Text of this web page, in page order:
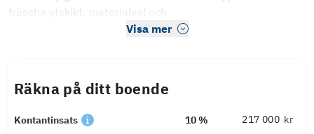
fräscha ytskikt, materialval och
Visa mer
Räkna på ditt boende
Kontantinsats 10 % kr